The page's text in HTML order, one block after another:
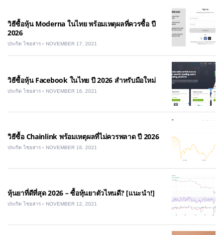
วิธีซื้อหุ้น Moderna ในไทย พร้อมเหตุผลที่ควรซื้อ ปี
2026
ประกิต ไชยสาร NOVEMBER 17, 2021
วิธีซื้อหุ้น Facebook ในไทย ปี 2026 สำหรับมือใหม่
ประกิต ไชยสาร NOVEMBER 16, 2021
วิธีซื้อ Chainlink พร้อมเหตุผลที่ไม่ควรพลาด ปี 2026
ประกิต ไชยสาร NOVEMBER 16, 2021
หุ้นยาที่ดีที่สุด 2026 – ซื้อหุ้นยาตัวไหนดี? [แนะนำ!]
ประกิต ไชยสาร NOVEMBER 12, 2021